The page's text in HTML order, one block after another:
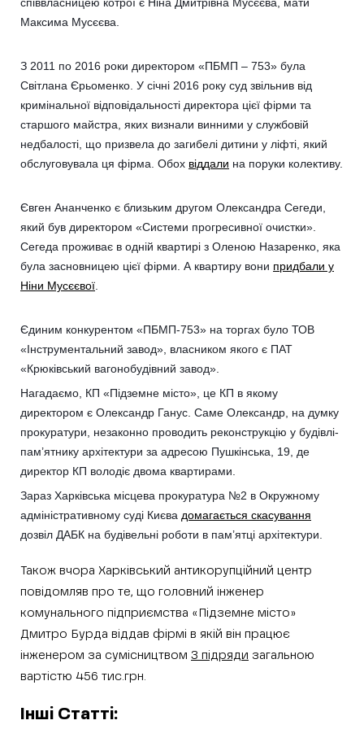
Максима Мусєєва.
З 2011 по 2016 роки директором «ПБМП – 753» була
Світлана Єрьоменко. У січні 2016 року суд звільнив від
кримінальної відповідальності директора цієї фірми та
старшого майстра, яких визнали винними у службовій
недбалості, що призвела до загибелі дитини у ліфті, який
обслуговувала ця фірма. Обох віддали на поруки колективу.
Євген Ананченко є близьким другом Олександра Сегеди,
який був директором «Системи прогресивної очистки».
Сегеда проживає в одній квартирі з Оленою Назаренко, яка
була засновницею цієї фірми. А квартиру вони придбали у
Ніни Мусєєвої
Єдиним конкурентом «ПБМП-753» на торгах було ТОВ
«Інструментальний завод», власником якого є ПАТ
«Крюківський вагонобудівний завод».
Нагадаємо, КП «Підземне місто», це КП в якому
директором є Олександр Ганус. Саме Олександр, на думку
прокуратури, незаконно проводить реконструкцію у будівлі-
пам’ятнику архітектури за адресою Пушкінська, 19, де
директор КП володіє двома квартирами.
Зараз Харківська місцева прокуратура №2 в Окружному
адміністративному суді Києва домагається скасування
дозвіл ДАБК на будівельні роботи в пам’ятці архітектури.
Також вчора Харківський антикорупційний центр
повідомляв про те, що головний інженер
комунального підприємства «Підземне місто»
Дмитро Бурда віддав фірмі в якій він працює
інженером за сумісництвом 3 підряди загальною
вартістю 456 тис.грн.
Інші Статті: